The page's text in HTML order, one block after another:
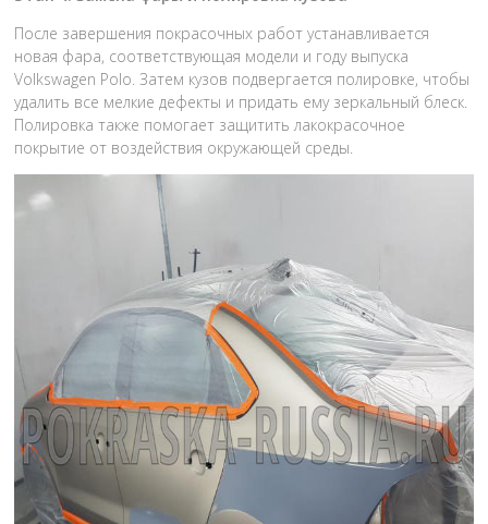
После завершения покрасочных работ устанавливается
новая фара, соответствующая модели и году выпуска
Volkswagen Polo. Затем кузов подвергается полировке, чтобы
удалить все мелкие дефекты и придать ему зеркальный блеск.
Полировка также помогает защитить лакокрасочное
покрытие от воздействия окружающей среды.